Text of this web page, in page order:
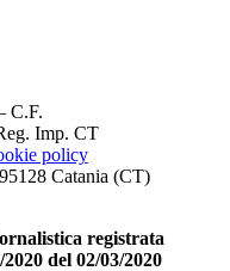
C.F.
Imp. CT
policy
Catania (CT)
registrata
del 02/03/2020